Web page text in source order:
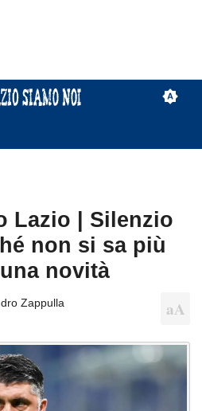
Lazio | Silenzio
non si sa più
novità
Zappulla